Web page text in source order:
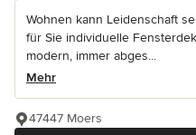
Wohnen kann Leidenschaft
für Sie individuelle
modern, immer abges...
Mehr
47447 Moers